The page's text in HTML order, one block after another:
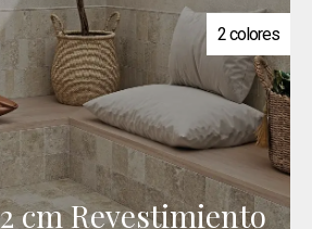
2 colores
cm Revestimiento